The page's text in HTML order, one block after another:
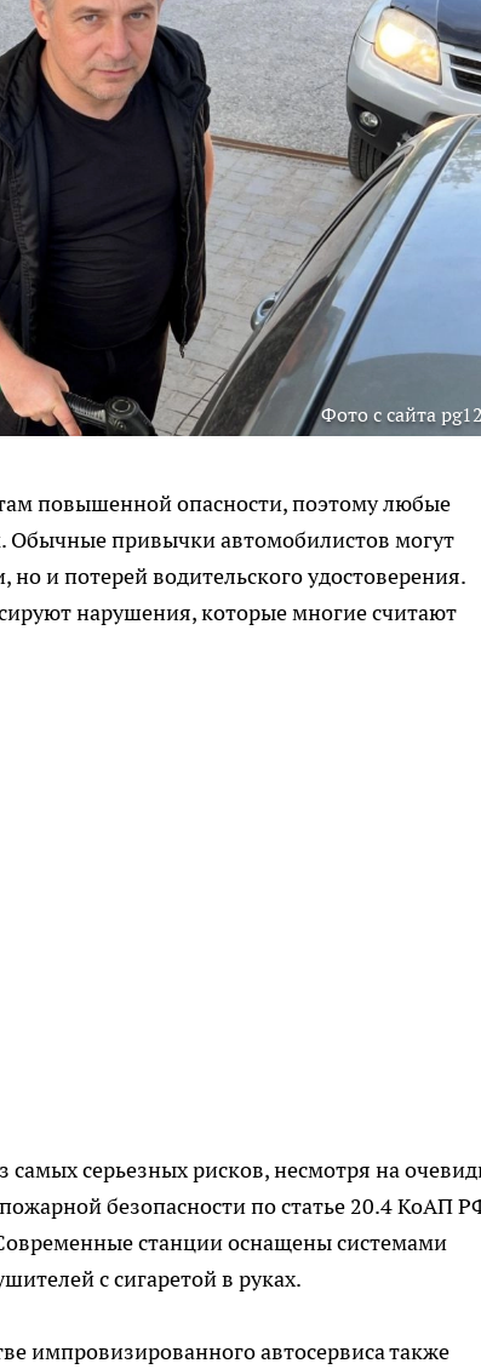
Фото с сайта
повышенной опасности, поэтому любые
Обычные привычки автомобилистов могут
и потерей водительского удостоверения.
нарушения, которые многие считают
самых серьезных рисков, несмотря на
безопасности по статье 20.4 КоАП
станции оснащены системами
с сигаретой в руках.
импровизированного автосервиса также